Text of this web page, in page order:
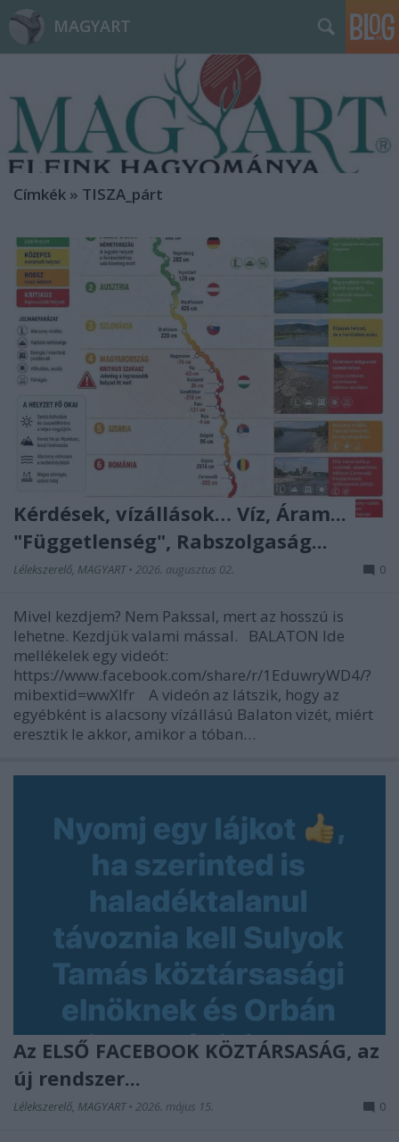
MAGYART
Címkék » TISZA_párt
Kérdések, vízállások… Víz, Áram...
"Függetlenség", Rabszolgaság...
Lélekszerelő, MAGYART • 2026. augusztus 02. 0
Mivel kezdjem? Nem Pakssal, mert az hosszú is
lehetne. Kezdjük valami mással. BALATON Ide
mellékelek egy videót:
https://www.facebook.com/share/r/1EduwryWD4/?
mibextid=wwXIfr A videón az látszik, hogy az
egyébként is alacsony vízállású Balaton vizét, miért
eresztik le akkor, amikor a tóban…
Az ELSŐ FACEBOOK KÖZTÁRSASÁG, az
új rendszer...
Lélekszerelő, MAGYART • 2026. május 15. 0